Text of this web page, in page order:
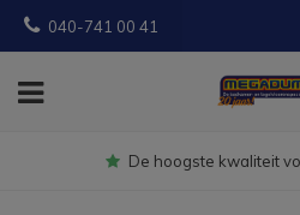
040-741 00 41
De hoogste kwaliteit